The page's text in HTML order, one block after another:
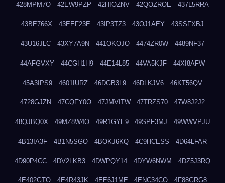
428MPM7O 42EW9PZP 42HIOZNV 42QOZROE 437L5RRA
43BE766X 43EEF23E 43IP3TZ3 43OJ1AEY 43SSFXBJ
43U16JLC 43XY7A9N 441OKOJO 4474ZR0W 4489NF37
44AFGVXY 44CGH1H9 44E14L85 44VA5KJF 44XI8AFW
45A3IPS9 4601IURZ 46DGB3L9 46DLKJV6 46KT56QV
4728GJZN 47CQFY0O 47JMVITW 47TRZS70 47W8J2J2
48QJBQ0X 49MZ8W4O 49R1GYE9 49SPF3MJ 49WWVPJU
4B13IA3F 4B1N5SGO 4BOKJ6KQ 4C9HCESS 4D64LFAR
4D90P4CC 4DV2LKB3 4DWPQY14 4DYW6NWM 4DZ5J3RQ
4E402GTO 4E4R43JK 4EE6J1ME 4ENC34CO 4F88GRG8